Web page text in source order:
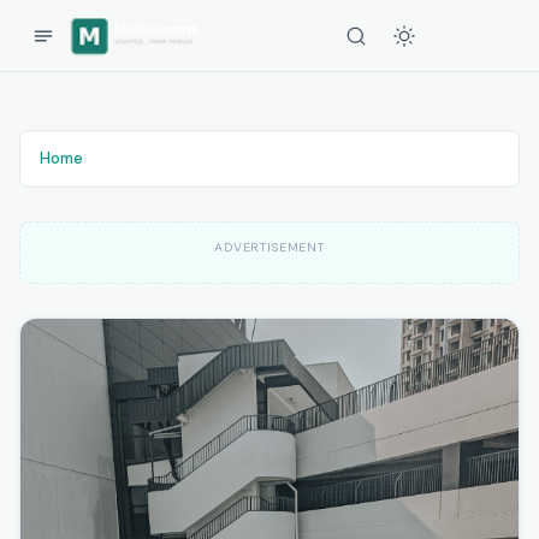
Home›
ADVERTISEMENT